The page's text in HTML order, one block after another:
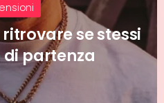
è bestemmiare
la “D”